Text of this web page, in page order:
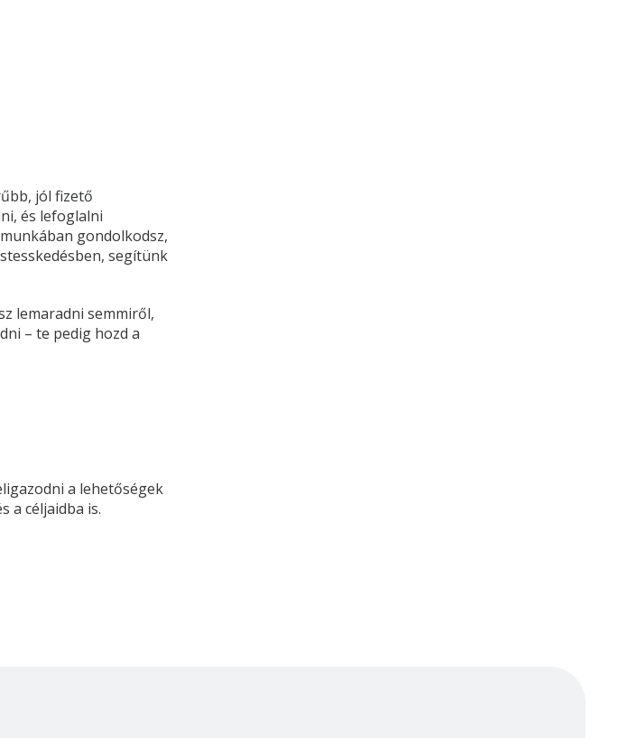
jól fizető
és lefoglalni
gondolkodsz,
segítünk
lemaradni semmiről,
– te pedig hozd a
a lehetőségek
a céljaidba is.